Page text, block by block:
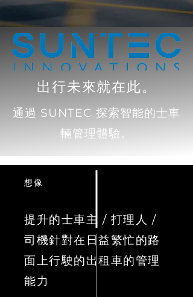
出行未來就在此。
通過 SUNTEC 探索智能的士車
輛管理體驗。
想像
提升的士車主 / 打理人 /
司機針對在日益繁忙的路
面上行駛的出租車的管理
能力